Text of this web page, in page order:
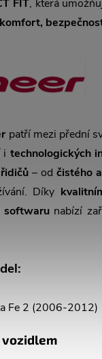
FIT, která
komfort,
patří mezi přední
i technologických
– od čistého
Díky
softwaru nabízí
Fe 2 (2006-2012)